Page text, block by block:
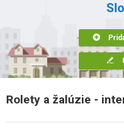
Rolety a žalúzie -